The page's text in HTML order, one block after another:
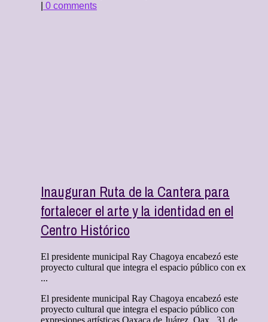
0 comments
Inauguran Ruta de la Cantera para
fortalecer el arte y la identidad en el
Centro Histórico
El presidente municipal Ray Chagoya encabezó este
proyecto cultural que integra el espacio público con ex
...
El presidente municipal Ray Chagoya encabezó este
proyecto cultural que integra el espacio público con
expresiones artísticas Oaxaca de Juárez, Oax., 31 de